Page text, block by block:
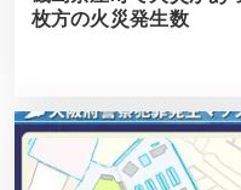
枚方の火災発生数